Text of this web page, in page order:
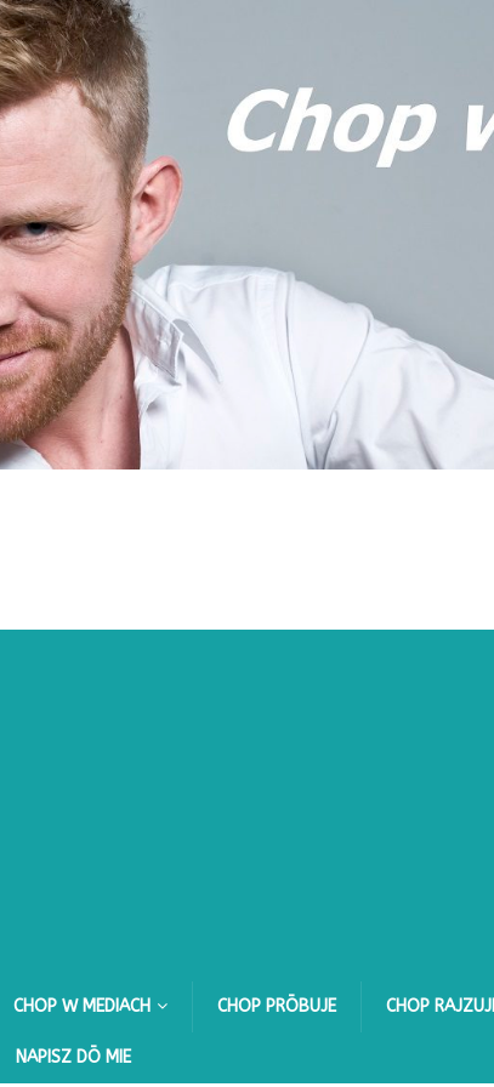
CHOP W MEDIACH CHOP PRŌBUJE CHOP
NAPISZ DŌ MIE